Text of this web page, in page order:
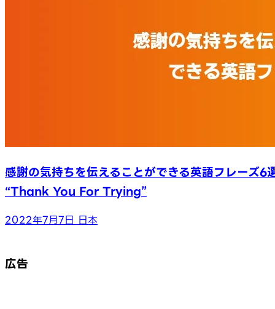
感謝の気持ちを伝えることができる英語フレーズ6
“Thank You For Trying”
2022年7月7日 日本
広告